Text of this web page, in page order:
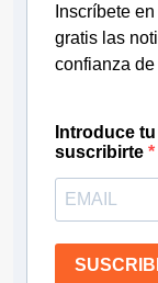
Inscríbete
gratis las
confianza de
Introduce
suscribirte